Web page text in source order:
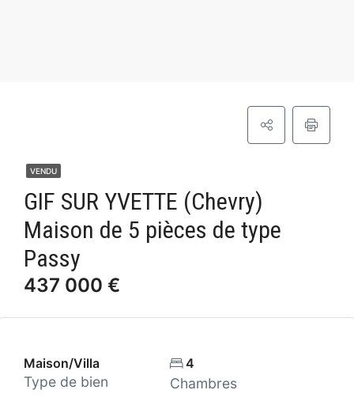
VENDU
GIF SUR YVETTE (Chevry)
Maison de 5 pièces de type
Passy
437 000 €
Maison/Villa
Type de bien
4
Chambres